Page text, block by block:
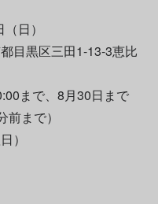
日）
目黒区三田1-13-3恵比
まで、8月30日まで
まで）
）